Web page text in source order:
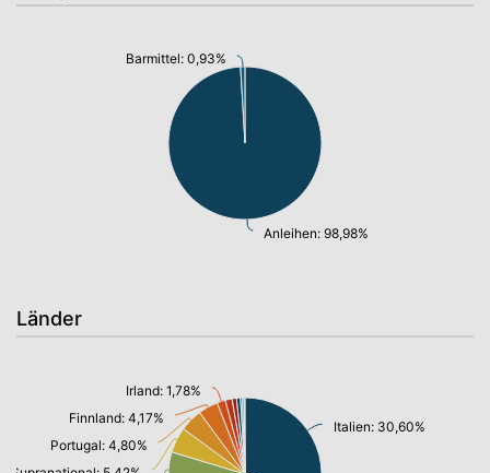
Anleihen: 98,98%
Barmittel: 0,93%
Länder
Italien: 30,60%
Portugal: 4,80%
Finnland: 4,17%
Irland: 1,78%